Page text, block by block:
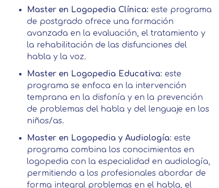
Master en Logopedia Clínica: este programa
de postgrado ofrece una formación
avanzada en la evaluación, el tratamiento y
la rehabilitación de las disfunciones del
habla y la voz.
Master en Logopedia Educativa: este
programa se enfoca en la intervención
temprana en la disfonía y en la prevención
de problemas del habla y del lenguaje en los
niños/as.
Master en Logopedia y Audiología: este
programa combina los conocimientos en
logopedia con la especialidad en audiología,
permitiendo a los profesionales abordar de
forma integral problemas en el habla, el
Información básica sobre
Protección de Datos .Haz clic aquí
Acepto el tratamiento de mis datos con la
finalidad prevista en la información
finalidades Derechos Acceder,
rectificar y suprimir los datos, así
como otros derechos, como se
explica en la información adicional
Información adicionalaquí
Acepto el tratamiento de mis datos con la
finalidad prevista en la información
Puede obtener más información en
nuestra política de cookies.
Después de aceptar, no volveremos a
mostrarle este mensaje.
Seguir navegando
Leer más